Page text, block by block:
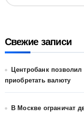
Свежие записи
Центробанк
приобретать валюту
В Москве ограничат